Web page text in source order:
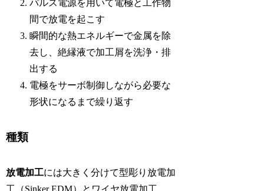
パルス電源を用いて電極と工作物
間で放電を起こす
瞬間的な熱エネルギーで金属を除
去し、絶縁液で加工屑を洗浄・排
出する
電極をサーボ制御しながら必要な
形状になるまで繰り返す
種類
放電加工には大きく分けて型彫り放電加
工（Sinker EDM）とワイヤ放電加工